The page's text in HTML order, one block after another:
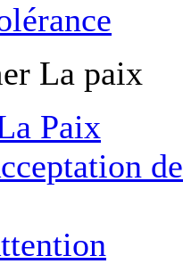
La paix
Paix
de